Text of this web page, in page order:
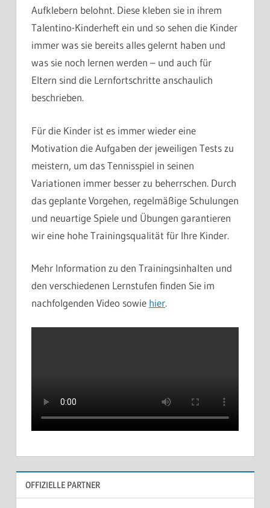
Aufklebern belohnt. Diese kleben sie in ihrem
Talentino-Kinderheft ein und so sehen die Kinder
immer was sie bereits alles gelernt haben und
was sie noch lernen werden – und auch für
Eltern sind die Lernfortschritte anschaulich
beschrieben.
Für die Kinder ist es immer wieder eine
Motivation die Aufgaben der jeweiligen Tests zu
meistern, um das Tennisspiel in seinen
Variationen immer besser zu beherrschen. Durch
das geplante Vorgehen, regelmäßige Schulungen
und neuartige Spiele und Übungen garantieren
wir eine hohe Trainingsqualität für Ihre Kinder.
Mehr Information zu den Trainingsinhalten und
den verschiedenen Lernstufen finden Sie im
nachfolgenden Video sowie hier.
OFFIZIELLE PARTNER